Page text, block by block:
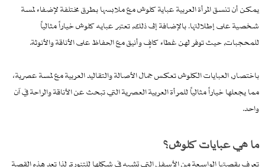
يمكن أن تنسق المرأة العربية عباية كلوش مع ملابسها بطرق مختلفة لإضفاء لمسة
شخصية على إطلالتها. بالإضافة إلى ذلك, تعتبر عبايه كلوش خياراً مثالياً
للمحجبات, حيث توفر لهن غطاء كافٍ وأنيق مع الحفاظ على الأناقة والأنوثة.
باختصار, العبايات الكلوش تعكس جمال الأصالة والتقاليد العربية مع لمسة عصرية،
مما يجعلها خياراً مثالياً للمرأة العربية العصرية التي تبحث عن الأناقة والراحة في آن
واحد.
ما هي عبايات كلوش؟
تعرف بقصتها الواسعة من الأسفل التي تشبه في شكلها للتنورة, لذا تعد هذه القصة